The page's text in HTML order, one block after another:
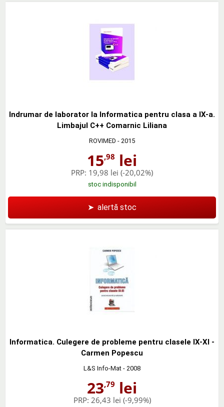
Indrumar de laborator la Informatica pentru clasa a IX-a.
Limbajul C++ Comarnic Liliana
ROVIMED - 2015
15,98 lei
PRP: 19,98 lei (-20,02%)
stoc indisponibil
➤ alertă stoc
Informatica. Culegere de probleme pentru clasele IX-XI -
Carmen Popescu
L&S Info-Mat - 2008
23,79 lei
PRP: 26,43 lei (-9,99%)